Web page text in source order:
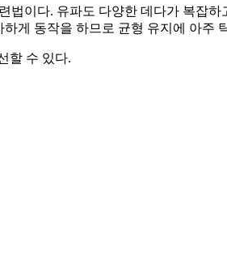
이다. 유파도 다양한 데다가 복잡
게 동작을 하므로 균형 유지에 아주
할 수 있다.